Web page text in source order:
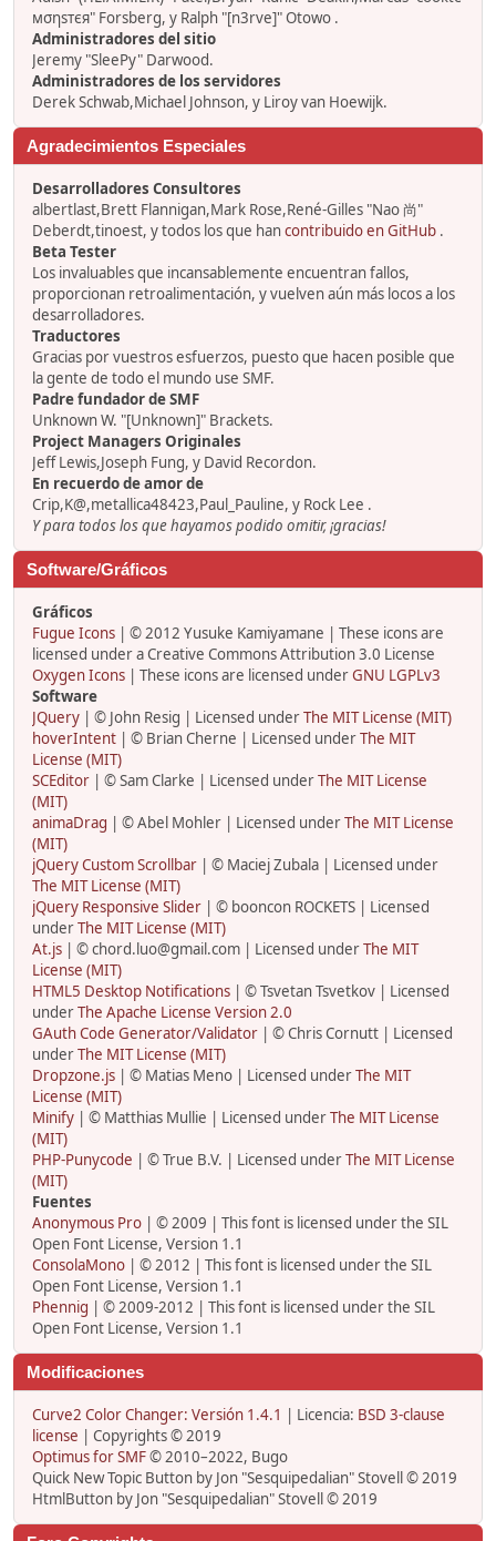
мσηѕтєя" Forsberg, y Ralph "[n3rve]" Otowo .
Administradores del sitio
Jeremy "SleePy" Darwood.
Administradores de los servidores
Derek Schwab,Michael Johnson, y Liroy van Hoewijk.
Agradecimientos Especiales
Desarrolladores Consultores
albertlast,Brett Flannigan,Mark Rose,René-Gilles "Nao 尚"
Deberdt,tinoest, y todos los que hancontribuido en GitHub .
Beta Tester
Los invaluables que incansablemente encuentran fallos,
proporcionan retroalimentación, y vuelven aún más locos a los
desarrolladores.
Traductores
Gracias por vuestros esfuerzos, puesto que hacen posible que
la gente de todo el mundo use SMF.
Padre fundador de SMF
Unknown W. "[Unknown]" Brackets.
Project Managers Originales
Jeff Lewis,Joseph Fung, y David Recordon.
En recuerdo de amor de
Crip,K@,metallica48423,Paul_Pauline, y Rock Lee .
Y para todos los que hayamos podido omitir, ¡gracias!
Software/Gráficos
Gráficos
Fugue Icons | © 2012 Yusuke Kamiyamane | These icons are
licensed under a Creative Commons Attribution 3.0 License
Oxygen Icons | These icons are licensed underGNU LGPLv3
Software
JQuery | © John Resig | Licensed underThe MIT License (MIT)
hoverIntent | © Brian Cherne | Licensed underThe MIT
License (MIT)
SCEditor | © Sam Clarke | Licensed underThe MIT License
(MIT)
animaDrag | © Abel Mohler | Licensed underThe MIT License
(MIT)
jQuery Custom Scrollbar | © Maciej Zubala | Licensed under
The MIT License (MIT)
jQuery Responsive Slider | © booncon ROCKETS | Licensed
underThe MIT License (MIT)
At.js | © chord.luo@gmail.com | Licensed underThe MIT
License (MIT)
HTML5 Desktop Notifications | © Tsvetan Tsvetkov | Licensed
underThe Apache License Version 2.0
GAuth Code Generator/Validator | © Chris Cornutt | Licensed
underThe MIT License (MIT)
Dropzone.js | © Matias Meno | Licensed underThe MIT
License (MIT)
Minify | © Matthias Mullie | Licensed underThe MIT License
(MIT)
PHP-Punycode | © True B.V. | Licensed underThe MIT License
(MIT)
Fuentes
Anonymous Pro | © 2009 | This font is licensed under the SIL
Open Font License, Version 1.1
ConsolaMono | © 2012 | This font is licensed under the SIL
Open Font License, Version 1.1
Phennig | © 2009-2012 | This font is licensed under the SIL
Open Font License, Version 1.1
Modificaciones
Curve2 Color Changer: Versión 1.4.1 | Licencia: BSD 3-clause
license | Copyrights © 2019
Optimus for SMF© 2010–2022, Bugo
Quick New Topic Button by Jon "Sesquipedalian" Stovell © 2019
HtmlButton by Jon "Sesquipedalian" Stovell © 2019